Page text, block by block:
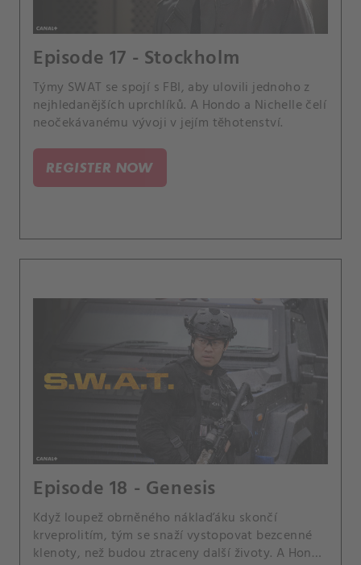
Episode 17 - Stockholm
Týmy SWAT se spojí s FBI, aby ulovili jednoho z
nejhledanějších uprchlíků. A Hondo a Nichelle čelí
neočekávanému vývoji v jejím těhotenství.
REGISTER NOW
Episode 18 - Genesis
Když loupež obrněného náklaďáku skončí
krveprolitím, tým se snaží vystopovat bezcenné
klenoty, než budou ztraceny další životy. A Hondu